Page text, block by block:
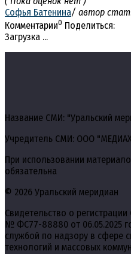
Софья Батенина/ автор
Комментарии0 Поделиться:
Загрузка ...
Название СМИ: "Уральский
Учредитель СМИ: ООО
При использовании
обязательна
© 2026 Уральский меридиан
Свидетельство о
№ ФС77-88880 от 06.05.2025
службой по надзору в сфере
технологий и массовых